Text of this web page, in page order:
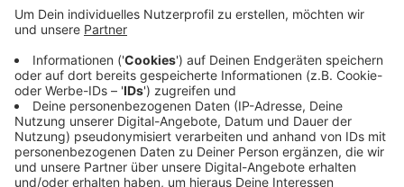
Anzeige
Am Abend gab’s im Rosendorf dagegen noch Wirbel
durch einen großen Feuerwehr-Einsatz. Gut 60
Feuerwehr-Einsatzkräfte waren in der Bäckerstraße im
Einsatz, weil es aus einer Wohnung in einem
Mehrfamilienhaus qualmte. Die Feuerwehr lüftete
durch und die Polizei hat die Wohnung abgesperrt, um